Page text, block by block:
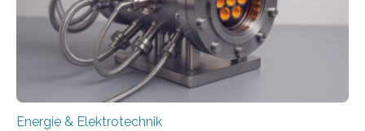
Denn ohne Anschluss an das Netz kann kein Strom
eingespeist werden. Nach dem Erneuerbare-Energien-
Gesetz (EEG) sind Netzbetreiber…
Energie & Elektrotechnik